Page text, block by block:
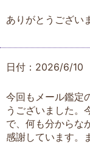
ありがとうござい
日付：2026/6/10
今回もメール鑑定
うございました。
で、何も分からな
感謝しています。